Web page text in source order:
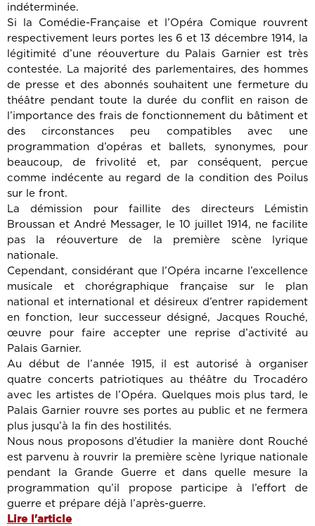
indéterminée.
Si la Comédie-Française et l’Opéra Comique rouvrent
respectivement leurs portes les 6 et 13 décembre 1914, la
légitimité d’une réouverture du Palais Garnier est très
contestée. La majorité des parlementaires, des hommes
de presse et des abonnés souhaitent une fermeture du
théâtre pendant toute la durée du conflit en raison de
l’importance des frais de fonctionnement du bâtiment et
des circonstances peu compatibles avec une
programmation d’opéras et ballets, synonymes, pour
beaucoup, de frivolité et, par conséquent, perçue
comme indécente au regard de la condition des Poilus
sur le front.
La démission pour faillite des directeurs Lémistin
Broussan et André Messager, le 10 juillet 1914, ne facilite
pas la réouverture de la première scène lyrique
nationale.
Cependant, considérant que l’Opéra incarne l’excellence
musicale et chorégraphique française sur le plan
national et international et désireux d’entrer rapidement
en fonction, leur successeur désigné, Jacques Rouché,
œuvre pour faire accepter une reprise d’activité au
Palais Garnier.
Au début de l’année 1915, il est autorisé à organiser
quatre concerts patriotiques au théâtre du Trocadéro
avec les artistes de l’Opéra. Quelques mois plus tard, le
Palais Garnier rouvre ses portes au public et ne fermera
plus jusqu’à la fin des hostilités.
Nous nous proposons d’étudier la manière dont Rouché
est parvenu à rouvrir la première scène lyrique nationale
pendant la Grande Guerre et dans quelle mesure la
programmation qu’il propose participe à l’effort de
guerre et prépare déjà l’après-guerre.
Lire l'article